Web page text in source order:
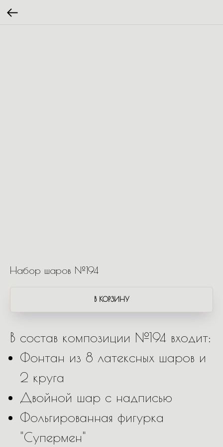
Набор шаров №194
В КОРЗИНУ
В состав композиции №194 входит:
Фонтан из 8 латексных шаров и
2 круга
Двойной шар с надписью
Фольгированная фигурка
"Супермен"